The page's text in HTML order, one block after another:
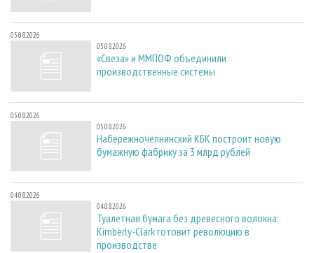
05.08.2026
05.08.2026
«Свеза» и ММПОФ объединили
производственные системы
05.08.2026
05.08.2026
Набережночелнинский КБК построит новую
бумажную фабрику за 3 млрд рублей
04.08.2026
04.08.2026
Туалетная бумага без древесного волокна:
Kimberly-Clark готовит революцию в
производстве